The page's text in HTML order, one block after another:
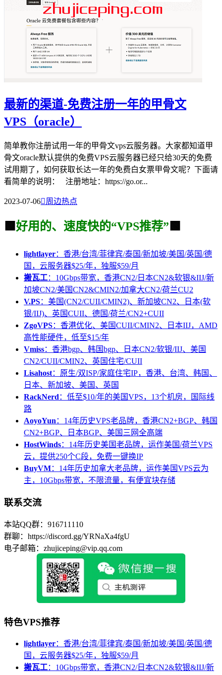
最新的渠道-免费注册一年的甲骨文
VPS（oracle）
简单教你注册试用一年的甲骨文vps云服务器。大家都知道甲
骨文oracle默认提供的免费VPS云服务器已经只给30天的免费
试用期了，如何获取长达一年的免费白女票甲骨文呢？下面请
看简单的说明： 注册地址：https://go.or...
2023-07-06周边热点
🟩 好用的、速度快的“VPS推荐” 🟩
lightlayer：香港/台湾/菲律宾/泰国/新加坡/美国/英国/德
国，云服务器$25/年，独服$59/月
搬瓦工：10Gbps带宽，香港CN2/日本CN2&软银&IIJ/新
加坡CN2/美国CN2&CMIN2/加拿大CN2/荷兰CU2
V.PS：美国(CN2/CUII/CMIN2)、新加坡CN2、日本(软
银/IIJ)、英国CUII、德国/荷兰/CN2+CUII
ZgoVPS：香港优化、美国CUII/CMIN2、日本IIJ，AMD
高性能硬件，低至$15/年
Vmiss：香港bgp、韩国bgp、日本CN2/软银/IIJ、美国
CN2/CUII/CMIN2、英国住宅/CUII
Lisahost：原生/双ISP/家庭住宅IP，香港、台湾、韩国、
日本、新加坡、美国、英国
RackNerd：低至$10/年的美国VPS，13个机房，国际线
路
AoyoYun：14年历史VPS老品牌，香港CN2+BGP、韩国
CN2+BGP、日本BGP、美国三网全高端
HostWinds：14年历史美国老品牌，运作美国/荷兰VPS
云，提供250个C段，免费一键换IP
BuyVM：14年历史加拿大老品牌，运作美国VPS云为
主，10Gbps带宽，不限流量，有便宜块存储
联系交流
本站QQ群：916711110
群聊：https://discord.gg/YRNaXa4fgU
电子邮箱：zhujiceping@vip.qq.com
特色VPS推荐
lightlayer：香港/台湾/菲律宾/泰国/新加坡/美国/英国/德
国，云服务器$25/年，独服$59/月
搬瓦工：10Gbps带宽，香港CN2/日本CN2&软银&IIJ/新